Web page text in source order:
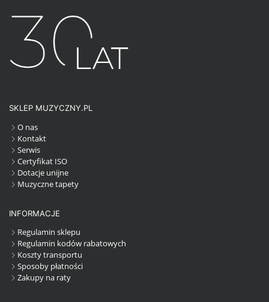
SKLEP MUZYCZNY.PL
O nas
Kontakt
Serwis
Certyfikat ISO
Dotacje unijne
Muzyczne tapety
INFORMACJE
Regulamin sklepu
Regulamin kodów rabatowych
Koszty transportu
Sposoby płatności
Zakupy na raty